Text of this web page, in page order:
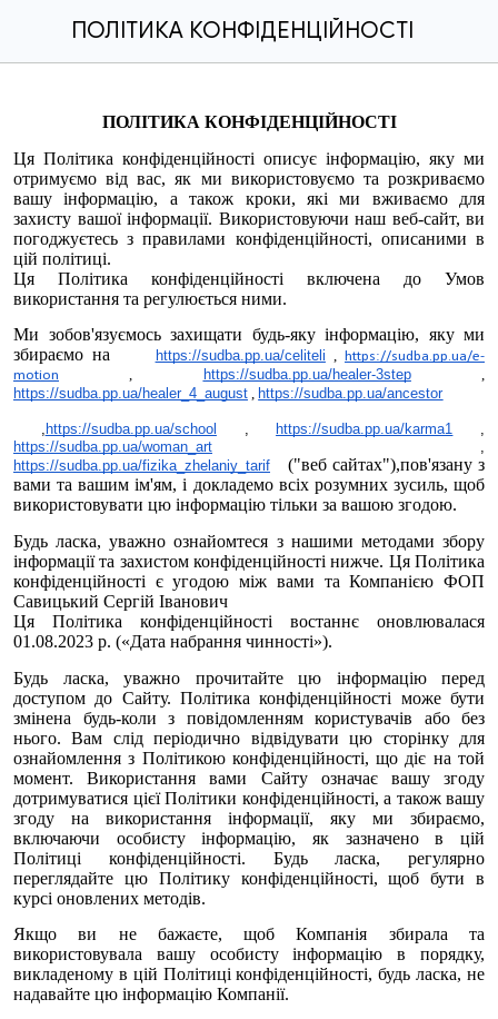
ПОЛІТИКА КОНФІДЕНЦІЙНОСТІ
ПОЛІТИКА КОНФІДЕНЦІЙНОСТІ
Ця Політика конфіденційності описує інформацію, яку ми
отримуємо від вас, як ми використовуємо та розкриваємо
вашу інформацію, а також кроки, які ми вживаємо для
захисту вашої інформації. Використовуючи наш веб-сайт, ви
погоджуєтесь з правилами конфіденційності, описаними в
цій політиці.
Ця Політика конфіденційності включена до Умов
використання та регулюється ними.
Ми зобов'язуємось захищати будь-яку інформацію, яку ми
збираємо на
https://sudba.pp.ua/celiteli ,
https://sudba.pp.ua/e-
motion
, https://sudba.pp.ua/healer-3step,
https://sudba.pp.ua/healer_4_august , https://sudba.pp.ua/ancestor
, https://sudba.pp.ua/school , https://sudba.pp.ua/karma1 ,
https://sudba.pp.ua/woman_art ,
https://sudba.pp.ua/fizika_zhelaniy_tarif
("веб сайтах"),пов'язану з
вами та вашим ім'ям, і докладемо всіх розумних зусиль, щоб
використовувати цю інформацію тільки за вашою згодою.
Будь ласка, уважно ознайомтеся з нашими методами збору
інформації та захистом конфіденційності нижче. Ця Політика
конфіденційності є угодою між вами та Компанією ФОП
Савицький Сергій Іванович
Ця Політика конфіденційності востаннє оновлювалася
01.08.2023 р. («Дата набрання чинності»).
Будь ласка, уважно прочитайте цю інформацію перед
доступом до Сайту. Політика конфіденційності може бути
змінена будь-коли з повідомленням користувачів або без
нього. Вам слід періодично відвідувати цю сторінку для
ознайомлення з Політикою конфіденційності, що діє на той
момент. Використання вами Сайту означає вашу згоду
дотримуватися цієї Політики конфіденційності, а також вашу
згоду на використання інформації, яку ми збираємо,
включаючи особисту інформацію, як зазначено в цій
Політиці конфіденційності. Будь ласка, регулярно
переглядайте цю Політику конфіденційності, щоб бути в
курсі оновлених методів.
Якщо ви не бажаєте, щоб Компанія збирала та
використовувала вашу особисту інформацію в порядку,
викладеному в цій Політиці конфіденційності, будь ласка, не
надавайте цю інформацію Компанії.